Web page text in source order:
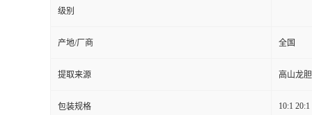
级别
产地/厂商 全国
提取来源 高山龙胆
包装规格 10:1 20:1